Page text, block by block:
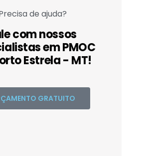
de ajuda?
com nossos
em PMOC
Estrela - MT!
GRATUITO